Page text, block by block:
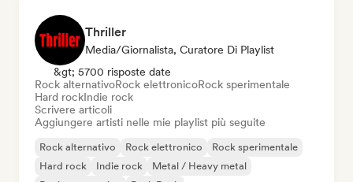
Thriller
Media/Giornalista, Curatore Di Playlist
&gt; 5700 risposte date
Rock alternativoRock elettronicoRock sperimentale
Hard rockIndie rock
Scrivere articoli
Aggiungere artisti nelle mie playlist più seguite
Rock alternativo Rock elettronico
Rock sperimentale
Hard rock
Indie rock
Metal / Heavy metal